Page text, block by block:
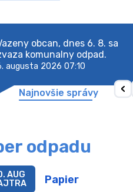
obcan, dnes 6. 8. sa
komunalny odpad.
augusta 2026 07:10
Najnovšie správy
odpadu
Papier
AUG